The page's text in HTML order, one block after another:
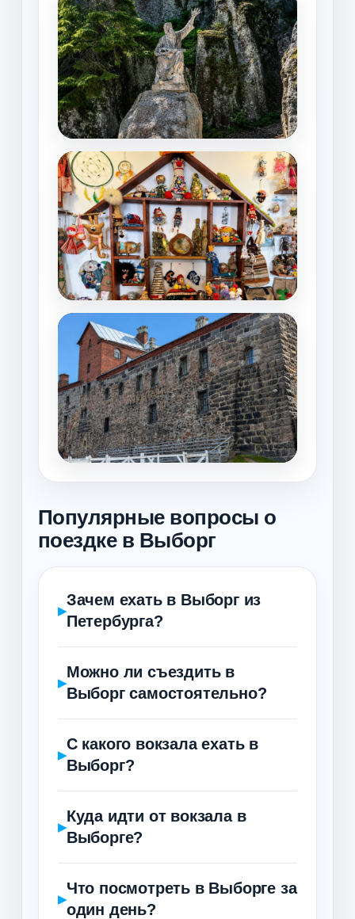
Популярные вопросы о
поездке в Выборг
Зачем ехать в Выборг из
Петербурга?
Можно ли съездить в
Выборг самостоятельно?
С какого вокзала ехать в
Выборг?
Куда идти от вокзала в
Выборге?
Что посмотреть в Выборге за
один день?